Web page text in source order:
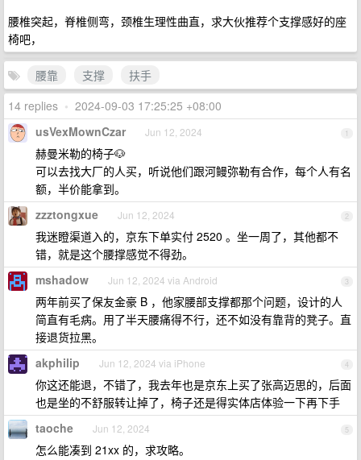
腰椎突起，脊椎侧弯，颈椎生理性曲直，求大伙推荐个支撑感好的座
椅吧，
腰靠 支撑
扶手
14 replies • 2024-09-03 17:25:25 +08:00
1
usVexMownCzar Jun 12, 2024
赫曼米勒的椅子🐶
可以去找大厂的人买，听说他们跟河鳗弥勒有合作，每个人有名
额，半价能拿到。
2
zzztongxue Jun 12, 2024
我迷瞪渠道入的，京东下单实付 2520 。坐一周了，其他都不
错，就是这个腰撑感觉不得劲。
3
mshadow Jun 12, 2024 via Android
两年前买了保友金豪 B ，他家腰部支撑都那个问题，设计的人
简直有毛病。用了半天腰痛得不行，还不如没有靠背的凳子。直
接退货拉黑。
4
akphilip Jun 12, 2024 via iPhone
你这还能退，不错了，我去年也是京东上买了张高迈思的，后面
也是坐的不舒服转让掉了，椅子还是得实体店体验一下再下手
5
taoche Jun 12, 2024
怎么能凑到 21xx 的，求攻略。